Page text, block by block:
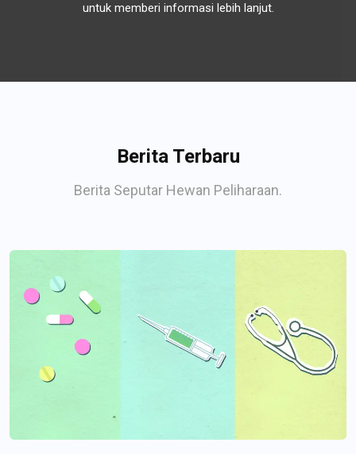
untuk memberi informasi lebih lanjut.
Berita Terbaru
Berita Seputar Hewan Peliharaan.